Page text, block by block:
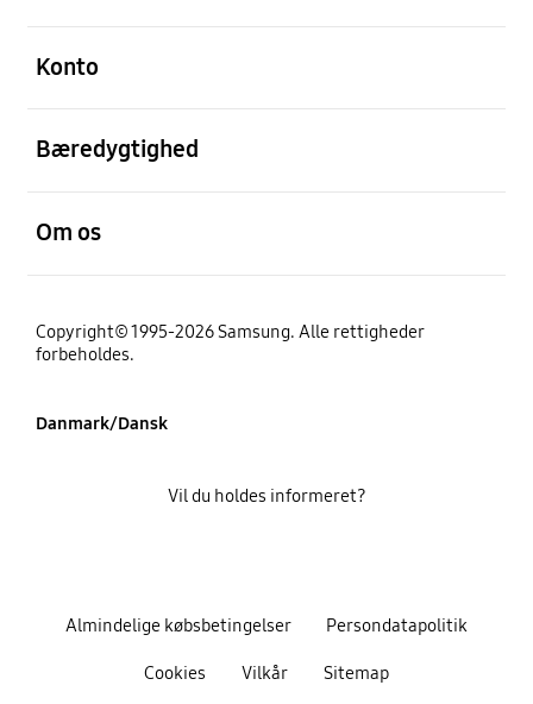
Konto
Bæredygtighed
Om os
Copyright© 1995-2026 Samsung. Alle rettigheder
forbeholdes.
Danmark/Dansk
Almindelige købsbetingelser Persondatapolitik
Cookies Vilkår Sitemap
Vil du holdes informeret?